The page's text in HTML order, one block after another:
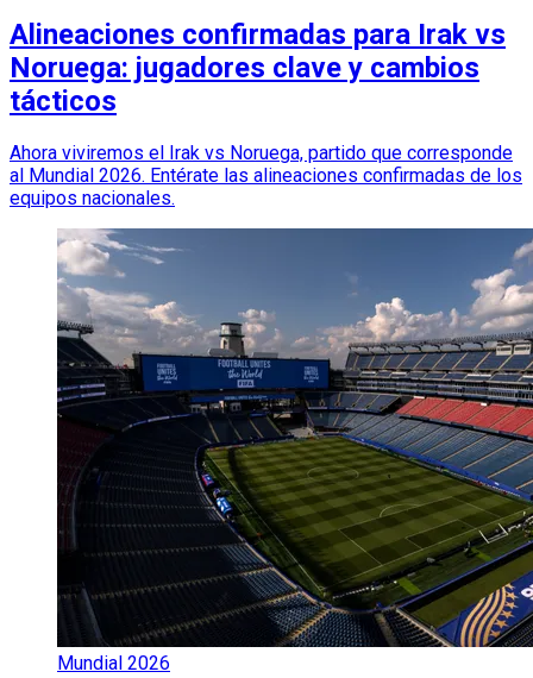
Alineaciones confirmadas para Irak vs
Noruega: jugadores clave y cambios
tácticos
Ahora viviremos el Irak vs Noruega, partido que corresponde
al Mundial 2026. Entérate las alineaciones confirmadas de los
equipos nacionales.
Mundial 2026